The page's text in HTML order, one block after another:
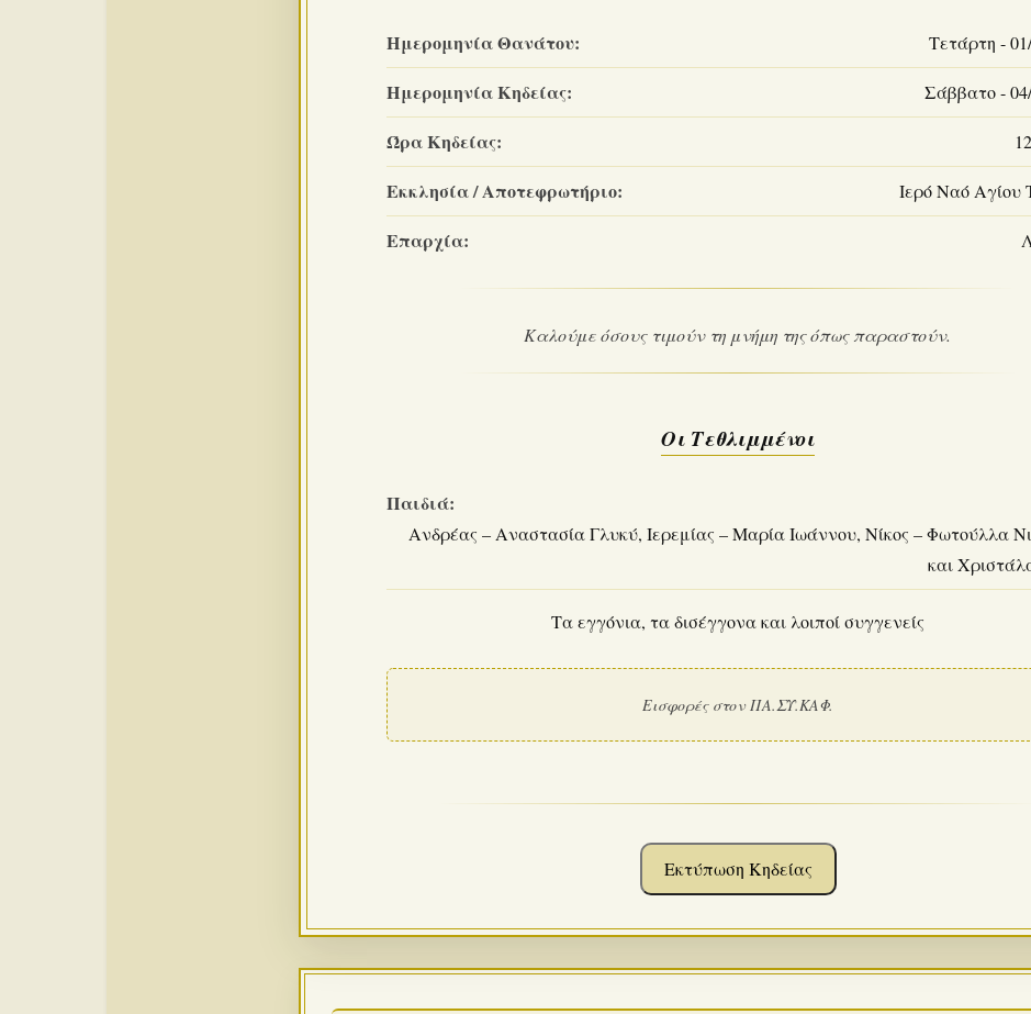
Ημερομηνία Θανάτου: Τετάρτη -
Ημερομηνία Κηδείας: Σάββατο -
Ώρα Κηδείας:
Εκκλησία / Αποτεφρωτήριο: Ιερό Ναό
Επαρχία:
Καλούμε όσους τιμούν τη μνήμη της όπως παραστούν.
Οι Τεθλιμμένοι
Παιδιά:
Ανδρέας – Αναστασία Γλυκύ, Ιερεμίας – Μαρία Ιωάννου, Νίκος – Φωτούλλα
και
Τα εγγόνια, τα δισέγγονα και λοιποί συγγενείς
Εισφορές στον ΠΑ.ΣΥ.ΚΑΦ.
Εκτύπωση Κηδείας